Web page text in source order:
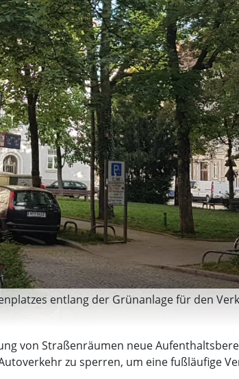
entlang der Grünanlage für den
von Straßenräumen neue
zu sperren, um eine fußläufige